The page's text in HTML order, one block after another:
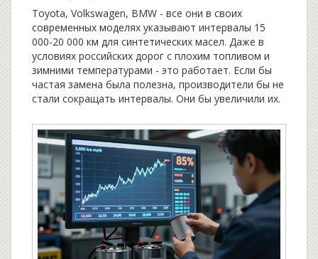
Toyota, Volkswagen, BMW - все они в своих
современных моделях указывают интервалы 15
000-20 000 км для синтетических масел. Даже в
условиях российских дорог с плохим топливом и
зимними температурами - это работает. Если бы
частая замена была полезна, производители бы не
стали сокращать интервалы. Они бы увеличили их.